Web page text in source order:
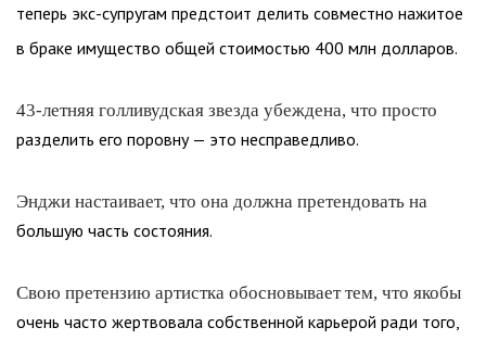
теперь экс-супругам предстоит делить совместно нажитое
в браке имущество общей стоимостью 400 млн долларов.
43-летняя голливудская звезда убеждена, что просто
разделить его поровну — это несправедливо.
Энджи настаивает, что она должна претендовать на
большую часть состояния.
Свою претензию артистка обосновывает тем, что якобы
очень часто жертвовала собственной карьерой ради того,